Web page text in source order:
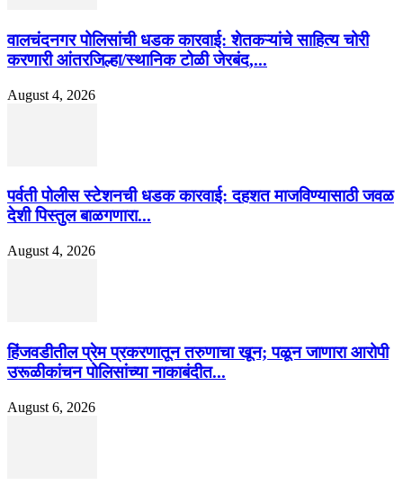
वालचंदनगर पोलिसांची धडक कारवाई: शेतकऱ्यांचे साहित्य चोरी
करणारी आंतरजिल्हा/स्थानिक टोळी जेरबंद,...
August 4, 2026
पर्वती पोलीस स्टेशनची धडक कारवाई: दहशत माजविण्यासाठी जवळ
देशी पिस्तुल बाळगणारा...
August 4, 2026
हिंजवडीतील प्रेम प्रकरणातून तरुणाचा खून; पळून जाणारा आरोपी
उरूळीकांचन पोलिसांच्या नाकाबंदीत...
August 6, 2026